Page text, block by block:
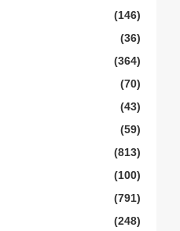
(146)
(36)
(364)
(70)
(43)
(59)
(813)
(100)
(791)
(248)